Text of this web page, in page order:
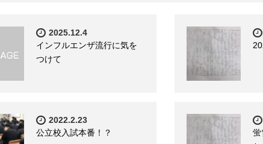
2025.12.4
インフルエンザ流行に気を
つけて
2022.2.23
公立校入試本番！？